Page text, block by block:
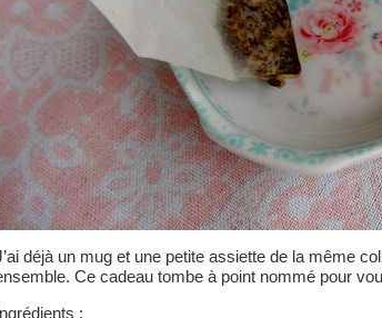
déjà un mug et une petite assiette de la même
Ce cadeau tombe à point nommé pour
: